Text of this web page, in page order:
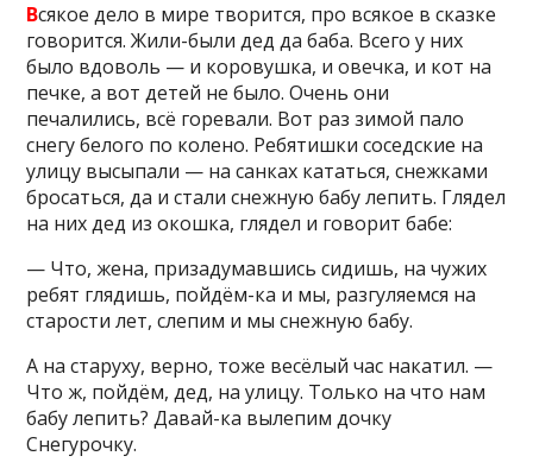
Всякое дело в мире творится, про всякое в сказке
говорится. Жили-были дед да баба. Всего у них
было вдоволь — и коровушка, и овечка, и кот на
печке, а вот детей не было. Очень они
печалились, всё горевали. Вот раз зимой пало
снегу белого по колено. Ребятишки соседские на
улицу высыпали — на санках кататься, снежками
бросаться, да и стали снежную бабу лепить. Глядел
на них дед из окошка, глядел и говорит бабе:
— Что, жена, призадумавшись сидишь, на чужих
ребят глядишь, пойдём-ка и мы, разгуляемся на
старости лет, слепим и мы снежную бабу.
А на старуху, верно, тоже весёлый час накатил. —
Что ж, пойдём, дед, на улицу. Только на что нам
бабу лепить? Давай-ка вылепим дочку
Снегурочку.